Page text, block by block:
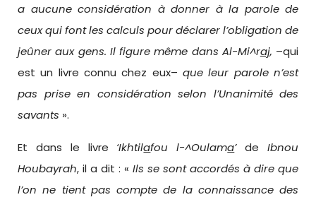
a aucune considération à donner à la parole de
ceux qui font les calculs pour déclarer l’obligation de
jeûner aux gens. Il figure même dans Al-Mi^raj, –qui
est un livre connu chez eux– que leur parole n’est
pas prise en considération selon l’Unanimité des
savants ».
Et dans le livre ‘Ikhtilafou l-^Oulama’deIbnou
Houbayrah, il a dit : « Ils se sont accordés à dire que
l’on ne tient pas compte de la connaissance des